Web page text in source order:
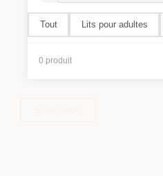
Tout Lits pour adultes
0 produit